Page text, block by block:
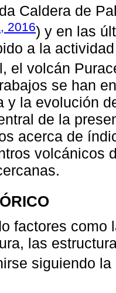
Caldera de
2016) y en las
a la
el volcán
se han
y la evolución
de la
acerca de
volcánicos
factores como
las
siguiendo